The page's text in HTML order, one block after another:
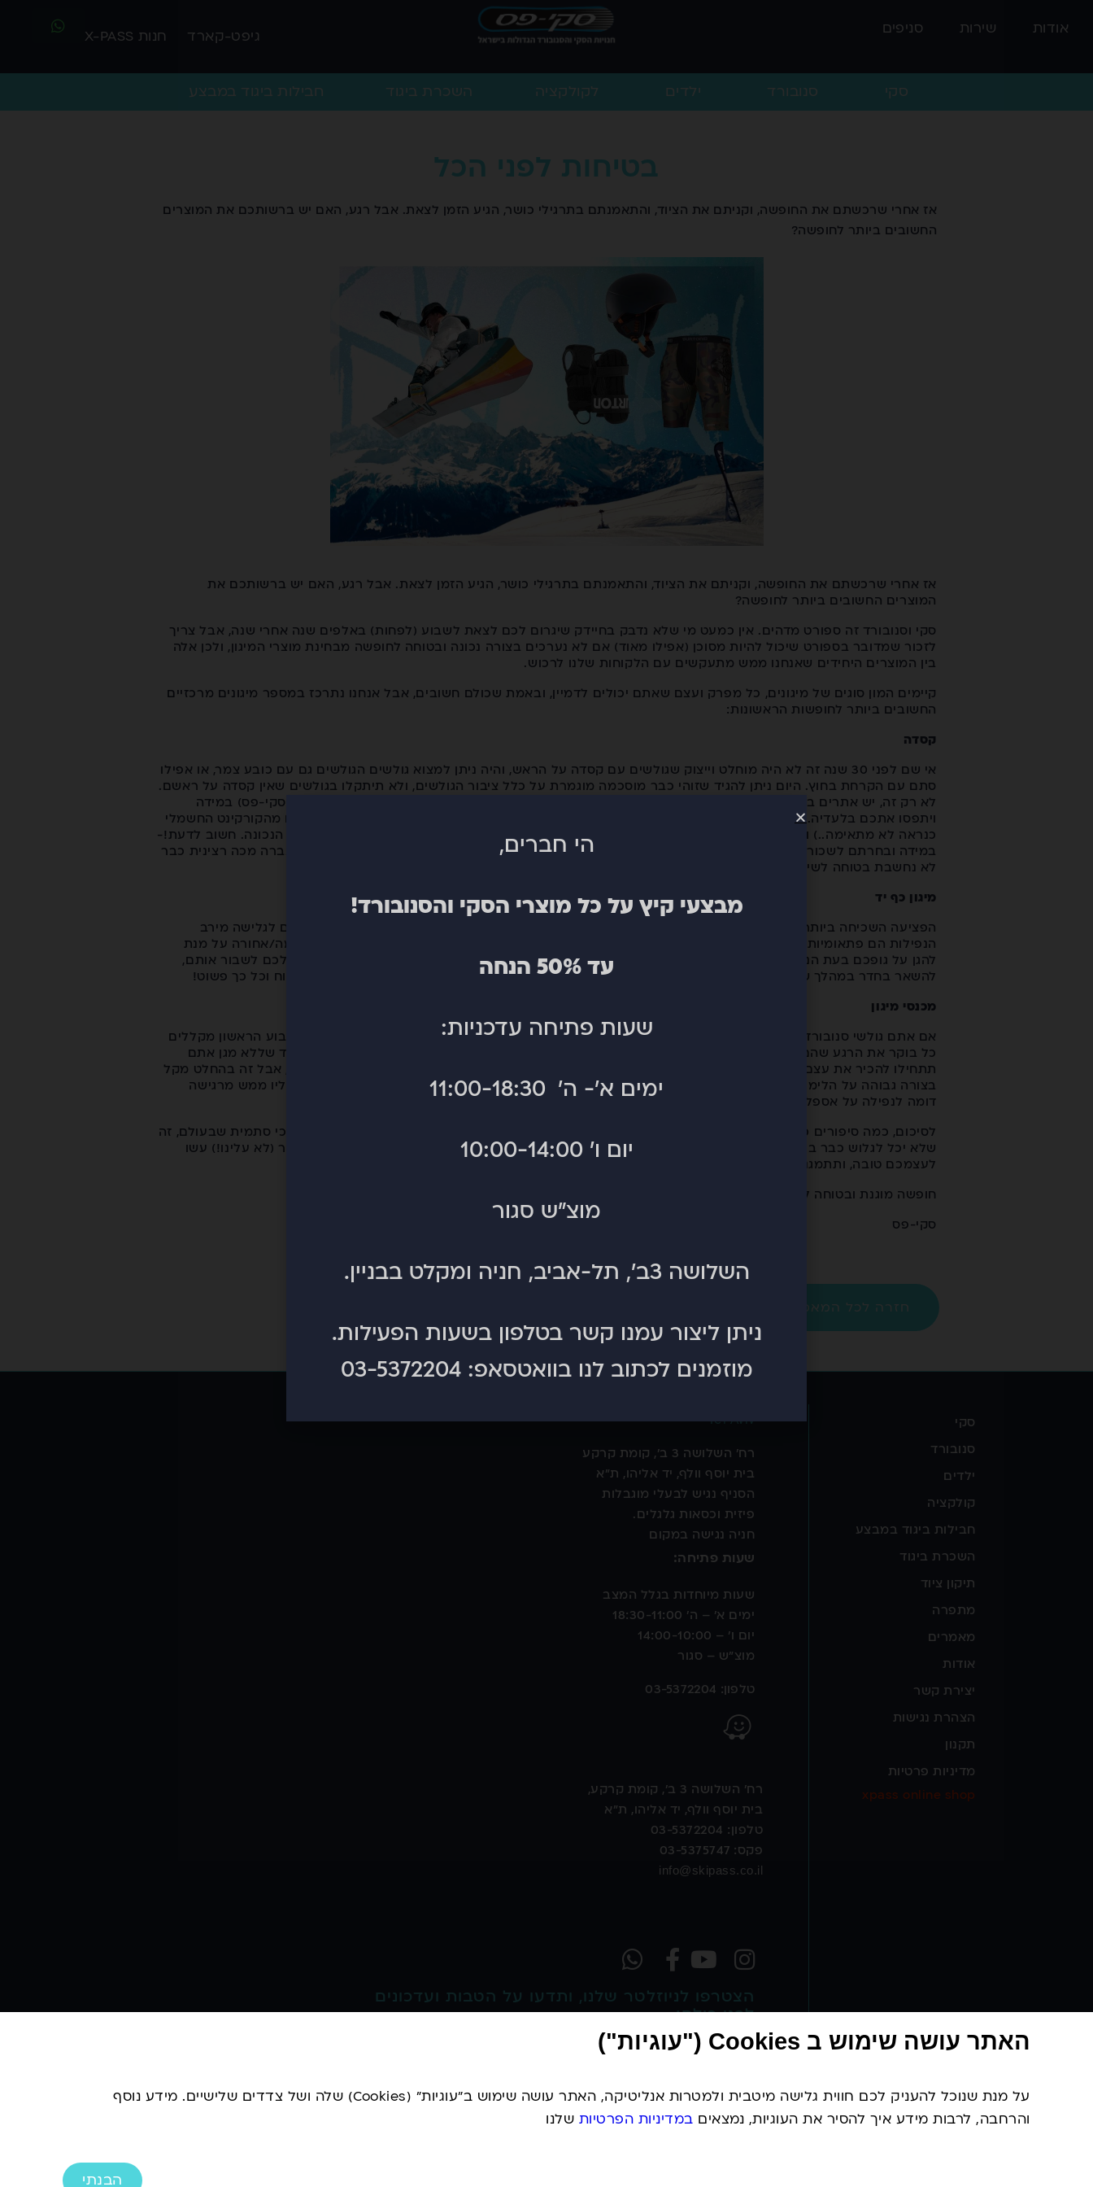
אודות שירות סניפים גיפט-קארד חנות X-PASS
סקי סנובורד ילדים לקולקציה השכרת ביגוד חבילות ביגוד במבצע
בטיחות לפני הכל
אז אחרי שרכשתם את החופשה, וקניתם את הציוד, והתאמנתם בתרגילי כושר, הגיע הזמן לצאת. אבל רגע, האם יש ברשותכם את המוצרים
החשובים ביותר לחופשה?
אז אחרי שרכשתם את החופשה, וקניתם את הציוד, והתאמנתם בתרגילי כושר, הגיע הזמן לצאת. אבל רגע, האם יש ברשותכם את
המוצרים החשובים ביותר לחופשה?
סקי וסנובורד זה ספורט מדהים. אין כמעט מי שלא נדבק בחיידק שיגרום לכם לצאת לשבוע (לפחות) באלפים שנה אחרי שנה, אבל צריך
לזכור שמדובר בספורט שיכול להיות מסוכן (אפילו מאוד) אם לא נערכים בצורה נכונה ובטוחה לחופשה מבחינת מוצרי המיגון, ולכן אלה
בין המוצרים היחידים שאנחנו ממש מתעקשים עם הלקוחות שלנו לרכוש.
קיימים המון סוגים של מיגונים, כל מפרק ועצם שאתם יכולים לדמיין, ובאמת שכולם חשובים, אבל אנחנו נתרכז במספר מיגונים מרכזיים
החשובים ביותר לחופשות הראשונות:
קסדה
אי שם לפני 30 שנה זה לא היה מוחלט וייצוק שגולשים עם קסדה על הראש, והיה ניתן למצוא גולשים הגולשים גם עם כובע צמר, או אפילו
סתם עם הקרחת בחוץ. היום ניתן להגיד שזוהי כבר מוסכמה מוגמרת על כלל ציבור הגולשים, ולא תיתקלו בגולשים שאין קסדה על ראשם.
לא רק זה, יש אתרים ברחבי הגלובוס שאוסרים על גלישה ללא קסדה ועשויים להחרים לכם את כרטיס הרכבלים (הסקי-פס) במידה
ויתפסו אתכם בלעדיה. ברכישת הקסדה חשוב לבדוק שהיא עומדת בתקן לנפילות סקי וסנובורד (לא, הקסדה שלכם מהקורקינט החשמלי
כנראה לא מתאימה..) וזאת על מנת שהיא תעשה את עבודתה במידה והיא תצטרך. חשוב שהיא תיהיה נוחה ובמידה הנכונה. חשוב לדעת!-
במידה ובחרתם לשכור קסדה באתר הסקי ולא לרכוש, חשוב מאוד לבדוק את טיב הקסדה ומצבה הפנימי, קסדה שעברה מכה רצינית כבר
לא נחשבת בטוחה לשימוש, ולא תמיד ניתן לשים לב לזאת, ולכן ההשכרה לעיתים עשויה להיות מסוכנת!
מיגון כף יד
הפציעה השכיחה ביותר לגולשים מתחילים היא ללא ספק שבירת/נקע של פרק כף היד. במהלך השבועות הראשונים לגלישה מירב
הנפילות הם פתאומיות, ובד"כ לא מצפים להם, ולכן האינסטינקט הטבעי של הגוף הוא לשלוח את כפות הידיים קדימה/אחורה על מנת
להגן על גופכם בעת הנפילה. כתוצאה מכך, פרקי כף היד חוטפים בומבות רציניות, שלעיתים קרובות עשויות לגרום לכם לשבור אותם,
להשאר בחדר במהלך שאר החופשה כשכולם גולשים, ועוד לא הזכרנו את תקופת השיקום בארץ. לא חבל? זה זול, נוח וכל כך פשוט!
מכנסי מיגון
אם אתם גולשי סנובורד מתחילים, אתם תודו לנו אחרי שתרכשו את המוצר הזה ותראו את חברים שלכם לידכם בשבוע הראשון מקללים
כל בוקר את הרגע שהם קמו. השבוע הראשון, בעיקר לגולשי סנובורד, מלא בנפילות על הישבן. כמה מלא? בואו נגיד שללא מגן אתם
תתחילו להכיר את עצם הזנב שלכם מקרוב. חשוב לציין, שזה לא מוצר חובה לכל גולש כמו קסדה ומיגון פרק כף יד, אבל זה בהחלט מקל
בצורה גבוהה על הלימוד במהלך השבועות הראשונים, השלג לא רך כמו שראיתם בסרטים של רד-בול, וכל נפילה עליו ממש מרגישה
דומה לנפילה על אספלט..
לסיכום, כמה סיפורים כבר שמענו, וכמה עוד נשמע בעתיד.. ההוא ששבר את פרק כף היד ביום הראשון מהנפילה הכי סתמית שבעולם, זה
שלא יכל לגלוש כבר ביום השלישי אחרי שלא הפסיק ליפול על הישבן ביומיים הראשונים, וכלה בדברים חמורים יותר (לא עלינו!) עשו
לעצמכם טובה, ותתמגנו!
חופשה מוגנת ובטוחה לכולם!
סקי-פס
חזרה לכל המאמרים
סקי
סנובורד
ילדים
קולקציה
חבילות ביגוד במבצע
השכרת ביגוד
תיקון ציוד
מתפרה
מאמרים
אודות
יצירת קשר
הצהרת נגישות
תקנון
מדיניות פרטיות
xpass online shop
Tel Aviv
רח' השלושה 3 ב', קומת קרקע
בית יוסף וולף, יד אליהו, ת"א
הסניף נגיש לבעלי מוגבלות
פיזית וכסאות גלגלים.
חניה נגישה במקום
שעות פתיחה:
שעות מיוחדות בגלל המצב
ימים א' – ה' 18:30-11:00
יום ו' – 14:00-10:00
מוצ"ש – סגור
טלפון: 03-5372204
רח' השלושה 3 ב', קומת קרקע,
בית יוסף וולף, יד אליהו, ת"א
טלפון: 03-5372204
פקס: 03-5375747
info@skipass.co.il
הצטרפו לניוזלטר שלנו, ותדעו על הטבות ועדכונים
לפני כולם:
אני מאשר/ת אתמדיניות הפרטיותשל האתר
הי חברים,
מבצעי קיץ על כל מוצרי הסקי והסנובורד!
עד 50% הנחה
שעות פתיחה עדכניות:
ימים א'- ה' 11:00-18:30
יום ו' 10:00-14:00
מוצ"ש סגור
השלושה 3ב', תל-אביב, חניה ומקלט בבניין.
ניתן ליצור עמנו קשר בטלפון בשעות הפעילות.
מוזמנים לכתוב לנו בוואטסאפ:03-5372204
האתר עושה שימוש ב Cookies ("עוגיות")
על מנת שנוכל להעניק לכם חווית גלישה מיטבית ולמטרות אנליטיקה, האתר עושה שימוש ב"עוגיות" (Cookies) שלה ושל צדדים שלישיים. מידע נוסף
והרחבה, לרבות מידע איך להסיר את העוגיות, נמצאים במדיניות הפרטיות שלנו
הבנתי